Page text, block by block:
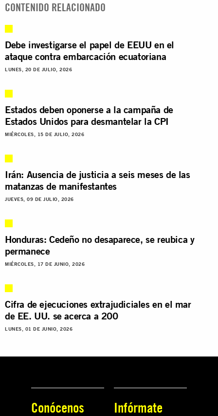
CONTENIDO RELACIONADO
Debe investigarse el papel de EEUU en el
ataque contra embarcación ecuatoriana
LUNES, 20 DE JULIO, 2026
Estados deben oponerse a la campaña de
Estados Unidos para desmantelar la CPI
MIÉRCOLES, 15 DE JULIO, 2026
Irán: Ausencia de justicia a seis meses de las
matanzas de manifestantes
JUEVES, 09 DE JULIO, 2026
Honduras: Cedeño no desaparece, se reubica y
permanece
MIÉRCOLES, 17 DE JUNIO, 2026
Cifra de ejecuciones extrajudiciales en el mar
de EE. UU. se acerca a 200
LUNES, 01 DE JUNIO, 2026
Conócenos Infórmate